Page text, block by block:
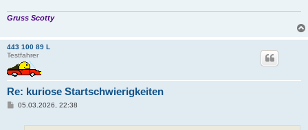
Gruss Scotty
443 100 89 L
Testfahrer
Re: kuriose Startschwierigkeiten
B05.03.2026, 22:38